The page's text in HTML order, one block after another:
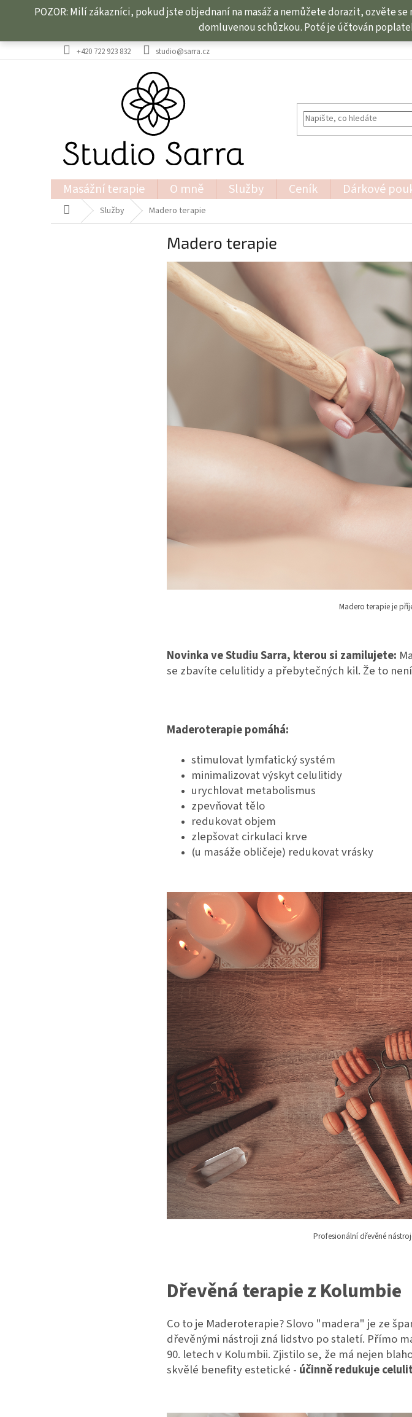
POZOR: Milí zákazníci, pokud jste objednaní na masáž a nemůžete dorazit, ozvěte
domluvenou schůzkou. Poté je účtován
+420 722 923 832 studio@sarra.cz
Masážní terapie O mně Služby Ceník Dárkové
Domů Služby Madero terapie
Madero terapie
Madero terapie je
Novinka ve Studiu Sarra, kterou si zamilujete:
se zbavíte celulitidy a přebytečných kil. Že to
Maderoterapie pomáhá:
stimulovat lymfatický systém
minimalizovat výskyt celulitidy
urychlovat metabolismus
zpevňovat tělo
redukovat objem
zlepšovat cirkulaci krve
(u masáže obličeje) redukovat vrásky
Profesionální dřevěné
Dřevěná terapie z Kolumbie
Co to je Maderoterapie? Slovo "madera" je ze
dřevěnými nástroji zná lidstvo po staletí. Přímo
90. letech v Kolumbii. Zjistilo se, že má nejen
skvělé benefity estetické - účinně redukuje